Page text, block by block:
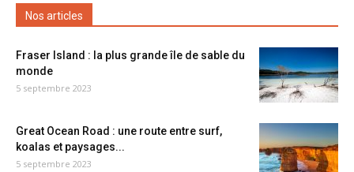
Nos articles
Fraser Island : la plus grande île de sable du
monde
5 septembre 2023
Great Ocean Road : une route entre surf,
koalas et paysages...
5 septembre 2023